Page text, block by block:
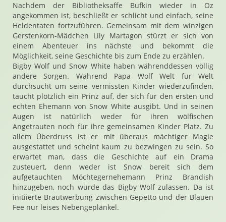
Nachdem der Bibliotheksaffe Bufkin wieder in Oz
angekommen ist, beschließt er schlicht und einfach, seine
Heldentaten fortzuführen. Gemeinsam mit dem winzigen
Gerstenkorn-Mädchen Lily Martagon stürzt er sich von
einem Abenteuer ins nächste und bekommt die
Möglichkeit, seine Geschichte bis zum Ende zu erzählen.
Bigby Wolf und Snow White haben währenddessen völlig
andere Sorgen. Während Papa Wolf Welt für Welt
durchsucht um seine vermissten Kinder wiederzufinden,
taucht plötzlich ein Prinz auf, der sich für den ersten und
echten Ehemann von Snow White ausgibt. Und in seinen
Augen ist natürlich weder für ihren wölfischen
Angetrauten noch für ihre gemeinsamen Kinder Platz. Zu
allem Überdruss ist er mit überaus mächtiger Magie
ausgestattet und scheint kaum zu bezwingen zu sein. So
erwartet man, dass die Geschichte auf ein Drama
zusteuert, denn weder ist Snow bereit sich dem
aufgetauchten Möchtegernehemann Prinz Brandish
hinzugeben, noch würde das Bigby Wolf zulassen. Da ist
initiierte Brautwerbung zwischen Gepetto und der Blauen
Fee nur leises Nebengeplänkel.